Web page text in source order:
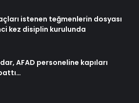
istenen teğmenlerin dosyası
kez disiplin kurulunda
AFAD personeline kapıları